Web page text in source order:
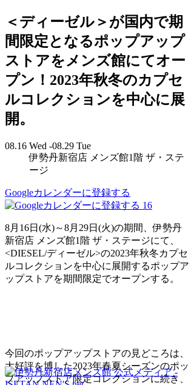
＜ディーゼル＞が国内で期
間限定となるポップアップ
ストアをメンズ館にてオー
プン！2023年秋冬のカプセ
ルコレクションを中心に展
開。
08.16 Wed -08.29 Tue
伊勢丹新宿店 メンズ館1階 ザ・ステ
ージ
Googleカレンダーに登録する
16
8月16日(水)～8月29日(火)の期間、伊勢丹
新宿店 メンズ館1階 ザ・ステージにて、
<DIESEL/ディーゼル>の2023年秋冬カプセ
ルコレクションを中心に展開するポップア
ップストアを期間限定でオープンする。
今回のポップアップストアの見どころは、
大好評を博した2023年春夏シーズンのポッ
プアップストア限定コレクションに続き、